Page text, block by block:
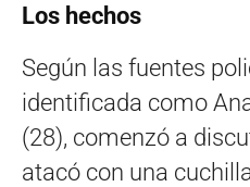
Los hechos
Según las fuentes
identificada como
(28), comenzó a
atacó con una